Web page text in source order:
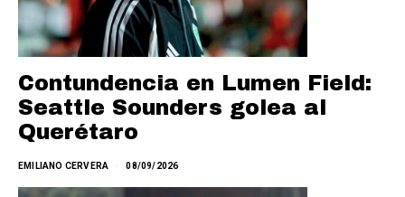
Contundencia en Lumen Field:
Seattle Sounders golea al
Querétaro
EMILIANO CERVERA 08/09/2026